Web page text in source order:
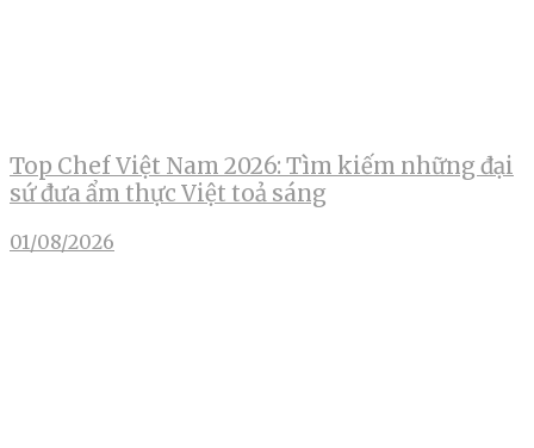
Top Chef Việt Nam 2026: Tìm kiếm những đại
sứ đưa ẩm thực Việt toả sáng
01/08/2026